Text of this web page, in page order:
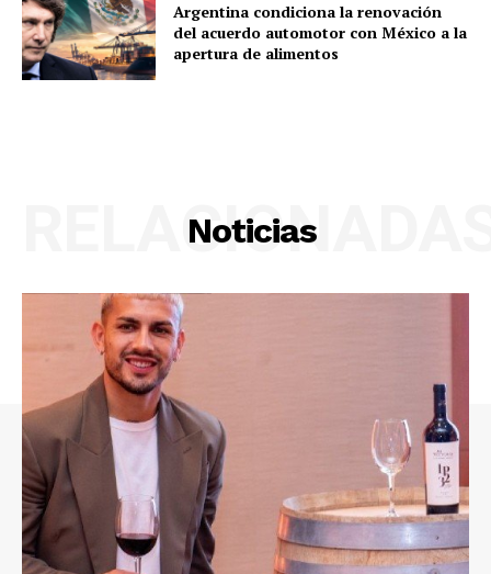
Argentina condiciona la renovación
del acuerdo automotor con México a la
apertura de alimentos
Noticias